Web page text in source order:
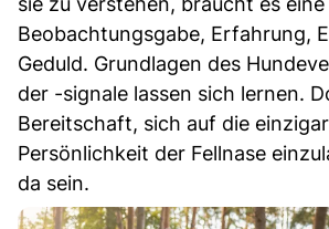
Beobachtungsgabe, Erfahrung,
Geduld. Grundlagen des
der -signale lassen sich lernen.
Bereitschaft, sich auf die
Persönlichkeit der Fellnase
da sein.